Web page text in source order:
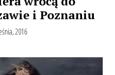
i Poznaniu
2016